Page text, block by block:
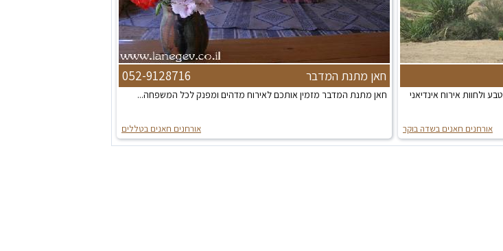
ולחוות אירוח אינדיאני
אורחנים חאנים בשדה בוקר
חאן מתנת המדבר 052-9128716
חאן מתנת המדבר מזמין אותכם לאירוח מדהים ומפנק לכל המשפחה...
אורחנים חאנים בטללים